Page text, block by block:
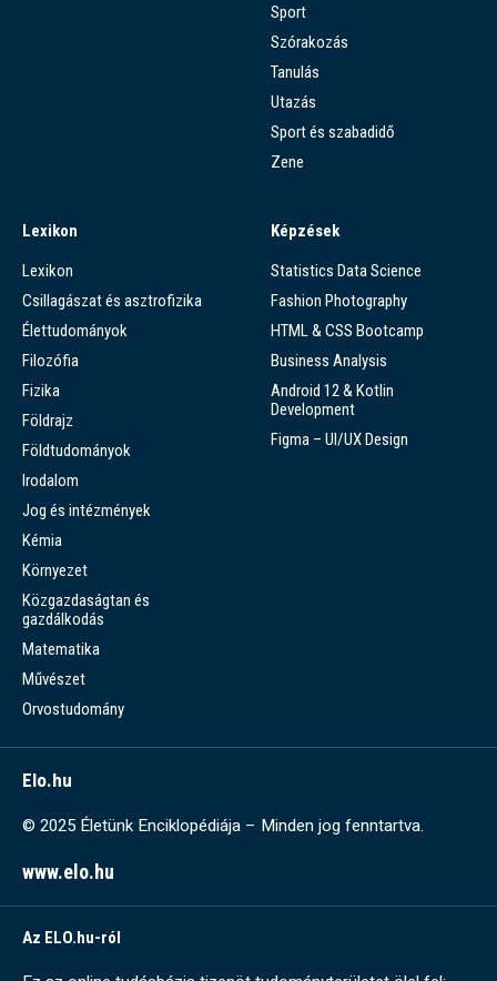
Sport
Szórakozás
Tanulás
Utazás
Sport és szabadidő
Zene
Lexikon
Lexikon
Csillagászat és asztrofizika
Élettudományok
Filozófia
Fizika
Földrajz
Földtudományok
Irodalom
Jog és intézmények
Kémia
Környezet
Közgazdaságtan és
gazdálkodás
Matematika
Művészet
Orvostudomány
Képzések
Statistics Data Science
Fashion Photography
HTML & CSS Bootcamp
Business Analysis
Android 12 & Kotlin
Development
Figma – UI/UX Design
Elo.hu
© 2025 Életünk Enciklopédiája – Minden jog fenntartva.
www.elo.hu
Az ELO.hu-ról